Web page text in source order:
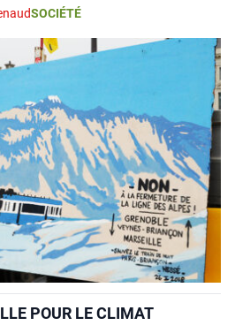
SOCIÉTÉ
POUR LE CLIMAT